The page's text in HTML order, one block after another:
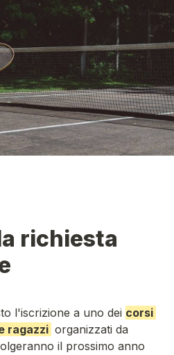
richiesta
l'iscrizione a uno dei corsi
ragazzi
il prossimo anno